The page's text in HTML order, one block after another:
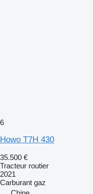
6
Howo T7H 430
35.500 €
Tracteur routier
2021
Carburant gaz